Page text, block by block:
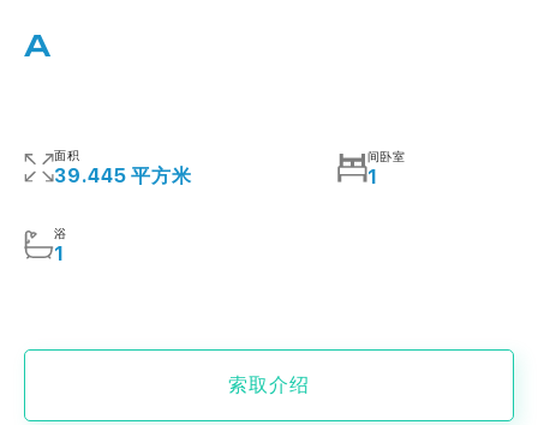
A
面积
39.445 平方米
间卧室
1
浴
1
索取介绍